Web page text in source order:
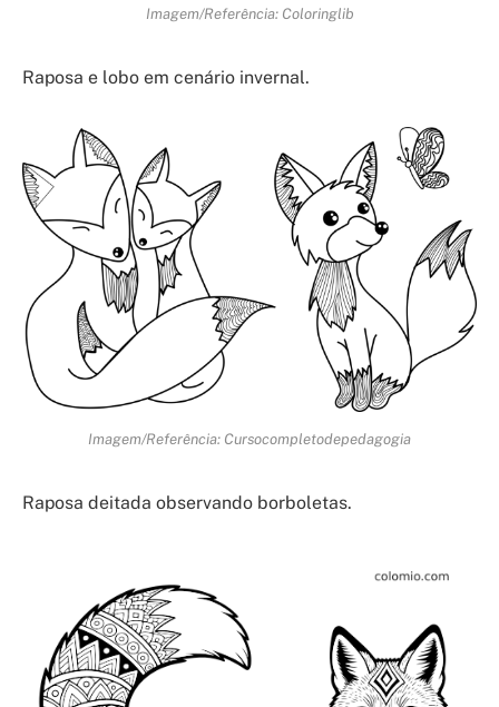
Imagem/Referência: Coloringlib
Raposa e lobo em cenário invernal.
Imagem/Referência: Cursocompletodepedagogia
Raposa deitada observando borboletas.